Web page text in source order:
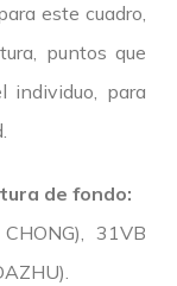
este cuadro,
puntos que
individuo, para
de fondo:
31VB